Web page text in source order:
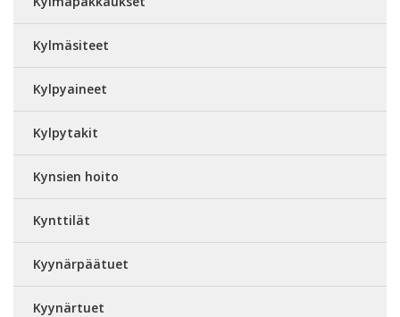
Kylmäsiteet
Kylpyaineet
Kylpytakit
Kynsien hoito
Kynttilät
Kyynärpäätuet
Kyynärtuet